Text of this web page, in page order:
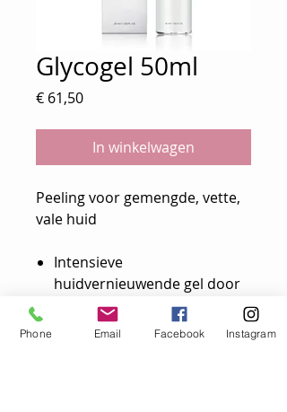
Glycogel 50ml
€ 61,50Prijs
In winkelwagen
Peeling voor gemengde, vette,
vale huid
Intensieve
huidvernieuwende gel door
glycolzuur en fruitzuren
exfoliërende werking (scrub)
Phone Email Facebook Instagram